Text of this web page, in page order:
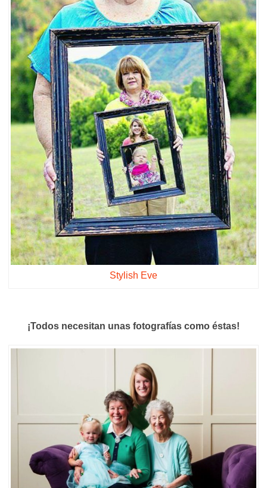
Stylish Eve
¡Todos necesitan unas fotografías como éstas!